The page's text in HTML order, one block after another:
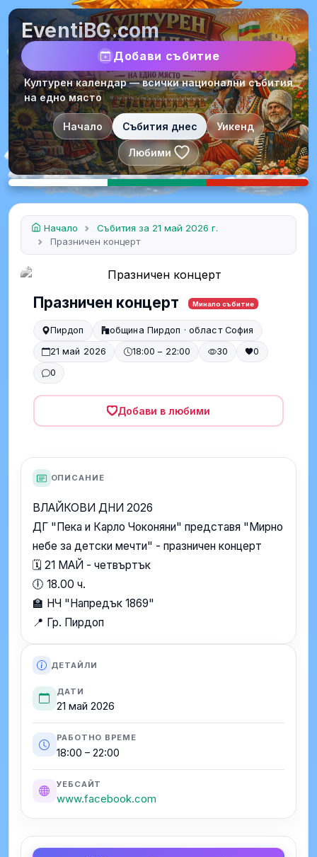
EventiBG.com
Добави събитие
Културен календар — всички национални събития
на едно място
Начало Събития днес Уикенд
Любими
Начало
Събития за 21 май 2026 г.
Празничен концерт
Празничен концерт Минало събитие
Пирдоп
община Пирдоп · област София
21 май 2026
18:00 – 22:00 30
0
0
Добави в любими
ОПИСАНИЕ
ВЛАЙКОВИ ДНИ 2026
ДГ "Пека и Карло Чоконяни" представя "Мирно
небе за детски мечти" - празничен концерт
🗓️ 21 МАЙ - четвъртък
🕕 18.00 ч.
🏫 НЧ "Напредък 1869"
📍 Гр. Пирдоп
ДЕТАЙЛИ
ДАТИ
21 май 2026
РАБОТНО ВРЕМЕ
18:00 – 22:00
УЕБСАЙТ
www.facebook.com